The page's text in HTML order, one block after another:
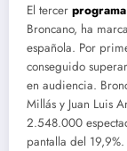
El tercer programa
Broncano, ha
española. Por
conseguido
en audiencia.
Millás y Juan Luis
2.548.000
pantalla del 19,9%.